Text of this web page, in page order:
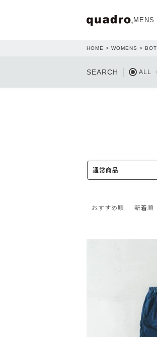
MENS
HOME WOMENS
SEARCH ALL
通常商品
おすすめ順 新着順